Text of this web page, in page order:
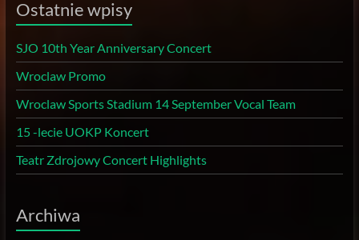
Ostatnie wpisy
SJO 10th Year Anniversary Concert
Wroclaw Promo
Wroclaw Sports Stadium 14 September Vocal Team
15 -lecie UOKP Koncert
Teatr Zdrojowy Concert Highlights
Archiwa